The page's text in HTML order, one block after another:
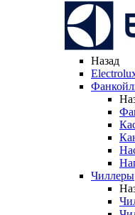
Назад
Чиллеры